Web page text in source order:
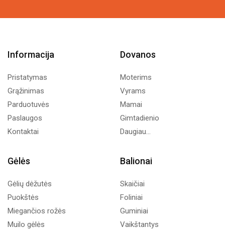
Informacija
Pristatymas
Grąžinimas
Parduotuvės
Paslaugos
Kontaktai
Dovanos
Moterims
Vyrams
Mamai
Gimtadienio
Daugiau...
Gėlės
Gėlių dėžutės
Puokštės
Miegančios rožės
Muilo gėlės
Balionai
Skaičiai
Foliniai
Guminiai
Vaikštantys